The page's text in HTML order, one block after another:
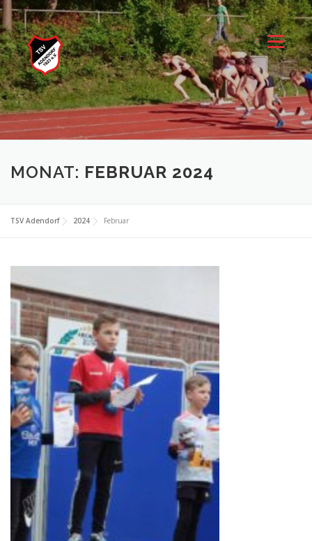
Zum
Inhalt
springen
Menü
MONAT: FEBRUAR 2024
TSV Adendorf 2024 Februar